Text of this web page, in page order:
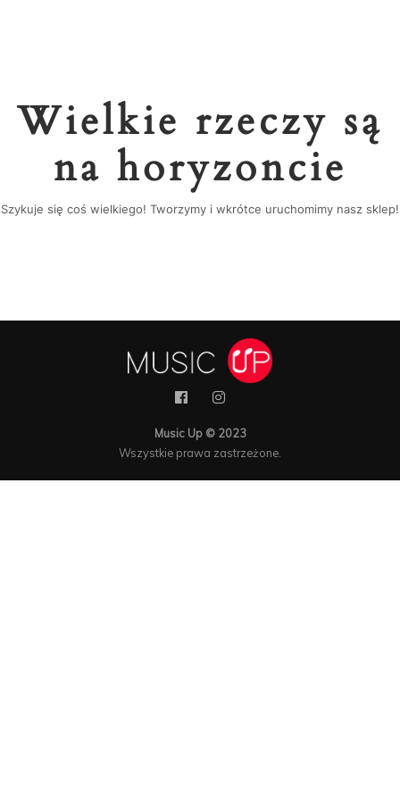
Wielkie rzeczy są
na horyzoncie
Szykuje się coś wielkiego! Tworzymy i wkrótce uruchomimy nasz sklep!
Music Up © 2023
Wszystkie prawa zastrzeżone.